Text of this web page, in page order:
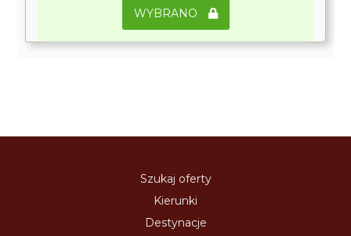
WYBRANO
Szukaj oferty
Kierunki
Destynacje